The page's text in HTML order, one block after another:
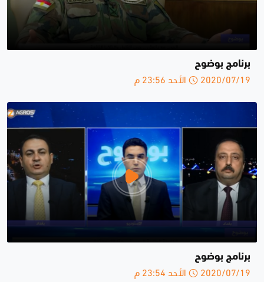
برنامج بوضوح
2020/07/19 الأحد 23:56 م
برنامج بوضوح
2020/07/19 الأحد 23:54 م